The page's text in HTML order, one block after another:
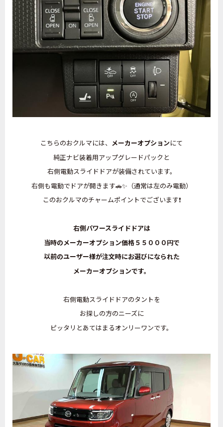
こちらのおクルマには、 メーカーオプションにて
純正ナビ装着用アップグレードパックと
右側電動スライドドアが装備されています。
右側も電動でドアが開きます🚗✨（通常は左のみ電動）
このおクルマのチャームポイントでございます❗
右側パワースライドドアは
当時のメーカーオプション価格５５０００円で
以前のユーザー様が注文時にお選びになられた
メーカーオプションです。
右側電動スライドドアのタントを
お探しの方のニーズに
ピッタリとあてはまるオンリーワンです。